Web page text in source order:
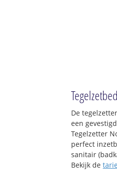
De
een
Tegelzetter
perfect
sanitair
Bekijk de